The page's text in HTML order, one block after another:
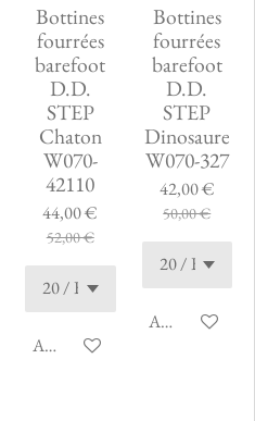
Bottines
fourrées
barefoot
D.D.
STEP
Chaton
W070-
42110
44,00 €
52,00 €
Ajouter au panier
Bottines
fourrées
barefoot
D.D.
STEP
Dinosaure
W070-327
42,00 €
50,00 €
Ajouter au